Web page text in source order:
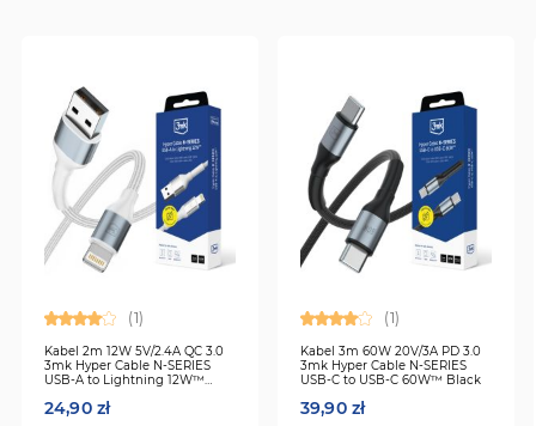
(1)
Kabel 2m 12W 5V/2.4A QC 3.0
3mk Hyper Cable N-SERIES
USB-A to Lightning 12W™
24,90 zł
(1)
Kabel 3m 60W 20V/3A PD 3.0
3mk Hyper Cable N-SERIES
USB-C to USB-C 60W™ Black
39,90 zł